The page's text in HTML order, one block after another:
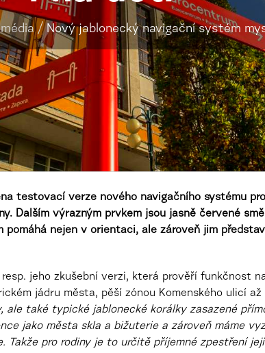
/Nový jablonecký navigační systém
testovací verze nového navigačního systému
Dalším výrazným prvkem jsou jasně červené
nejen v orientaci, ale zároveň jim
jeho zkušební verzi, která prověří funkčnost
jádru města, pěší zónou Komenského ulicí
ale také typické jablonecké korálky zasazené
jako města skla a bižuterie a zároveň máme
pro rodiny je to určitě příjemné zpestření